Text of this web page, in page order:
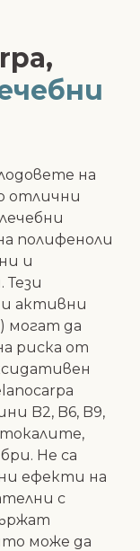
на
отлични
полифеноли
и
активни
могат да
риска от
B2, B6, B9,
Не са
ефекти на
с
може да